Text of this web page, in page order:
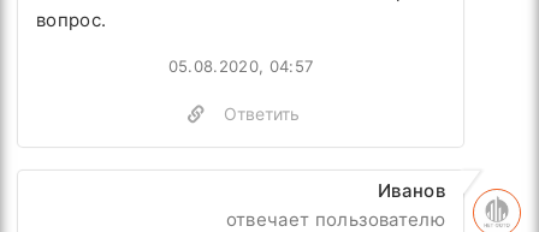
вопрос.
Ответить
05.08.2020, 04:57
Иванов
отвечает пользователю